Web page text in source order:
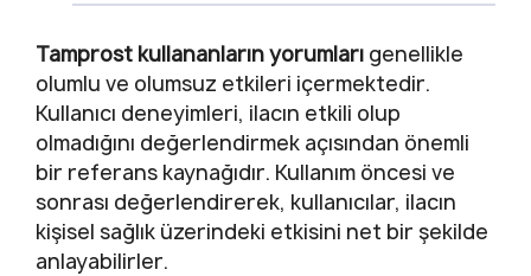
Tamprost kullananların yorumları genellikle
olumlu ve olumsuz etkileri içermektedir.
Kullanıcı deneyimleri, ilacın etkili olup
olmadığını değerlendirmek açısından önemli
bir referans kaynağıdır. Kullanım öncesi ve
sonrası değerlendirerek, kullanıcılar, ilacın
kişisel sağlık üzerindeki etkisini net bir şekilde
anlayabilirler.